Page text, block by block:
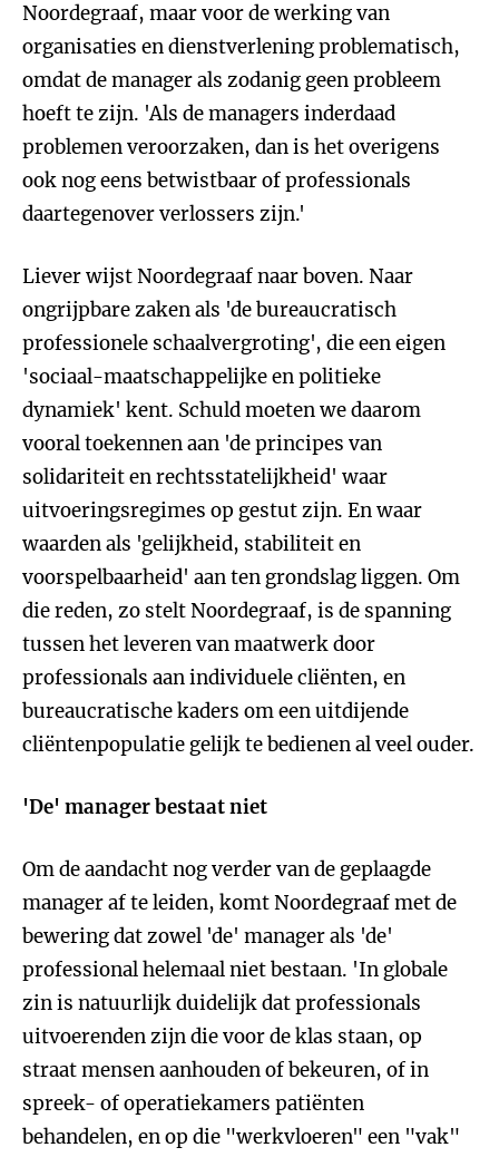
Noordegraaf, maar voor de werking van
organisaties en dienstverlening problematisch,
omdat de manager als zodanig geen probleem
hoeft te zijn. 'Als de managers inderdaad
problemen veroorzaken, dan is het overigens
ook nog eens betwistbaar of professionals
daartegenover verlossers zijn.'
Liever wijst Noordegraaf naar boven. Naar
ongrijpbare zaken als 'de bureaucratisch
professionele schaalvergroting', die een eigen
'sociaal-maatschappelijke en politieke
dynamiek' kent. Schuld moeten we daarom
vooral toekennen aan 'de principes van
solidariteit en rechtsstatelijkheid' waar
uitvoeringsregimes op gestut zijn. En waar
waarden als 'gelijkheid, stabiliteit en
voorspelbaarheid' aan ten grondslag liggen. Om
die reden, zo stelt Noordegraaf, is de spanning
tussen het leveren van maatwerk door
professionals aan individuele cliënten, en
bureaucratische kaders om een uitdijende
cliëntenpopulatie gelijk te bedienen al veel ouder.
'De' manager bestaat niet
Om de aandacht nog verder van de geplaagde
manager af te leiden, komt Noordegraaf met de
bewering dat zowel 'de' manager als 'de'
professional helemaal niet bestaan. 'In globale
zin is natuurlijk duidelijk dat professionals
uitvoerenden zijn die voor de klas staan, op
straat mensen aanhouden of bekeuren, of in
spreek- of operatiekamers patiënten
behandelen, en op die "werkvloeren" een "vak"